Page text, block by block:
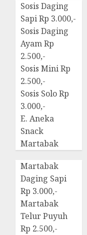
Sosis Daging
Sapi Rp 3.000,-
Sosis Daging
Ayam Rp
2.500,-
Sosis Mini Rp
2.500,-
Sosis Solo Rp
3.000,-
E. Aneka
Snack
Martabak
Martabak
Daging Sapi
Rp 3.000,-
Martabak
Telur Puyuh
Rp 2.500,-